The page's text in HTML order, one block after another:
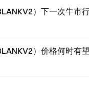
）下一次牛市
）价格何时有